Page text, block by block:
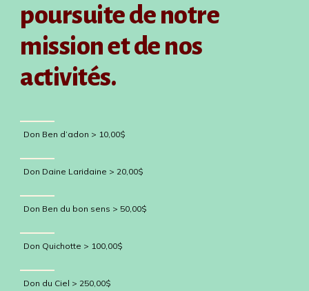
poursuite de notre
mission et de nos
activités.
Don Ben d’adon > 10,00$
Don Daine Laridaine > 20,00$
Don Ben du bon sens > 50,00$
Don Quichotte > 100,00$
Don du Ciel > 250,00$